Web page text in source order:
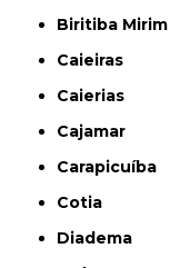
Biritiba Mirim
Caieiras
Caierias
Cajamar
Carapicuíba
Cotia
Diadema